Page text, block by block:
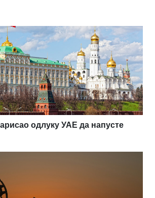
одлуку УАЕ да напусте